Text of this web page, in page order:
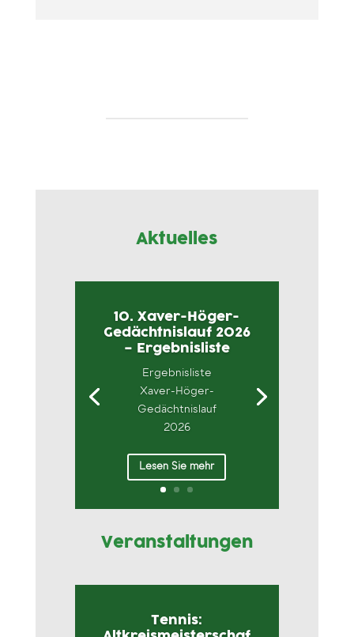
Aktuelles
10. Xaver-Höger-
Gedächtnislauf 2026
– Ergebnisliste
Ergebnisliste
Xaver-Höger-
Gedächtnislauf
2026
Lesen Sie mehr
Veranstaltungen
Tennis: